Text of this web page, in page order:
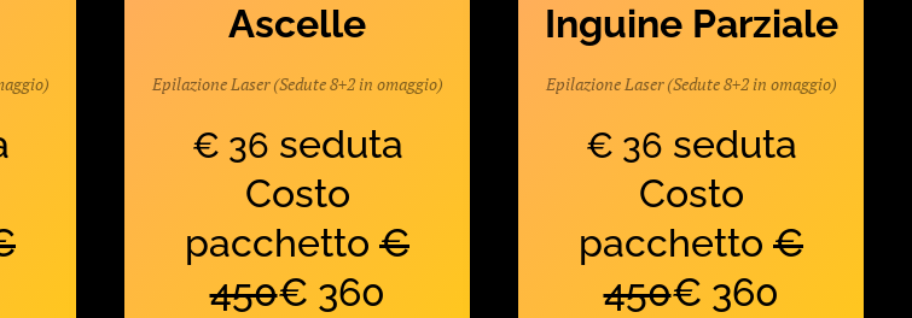
Ascelle
Epilazione Laser (Sedute 8+2 in omaggio)
€ 36 seduta
Costo
pacchetto €
450€ 360
Inguine Parziale
Epilazione Laser (Sedute 8+2 in omaggio)
€ 36 seduta
Costo
pacchetto €
450€ 360